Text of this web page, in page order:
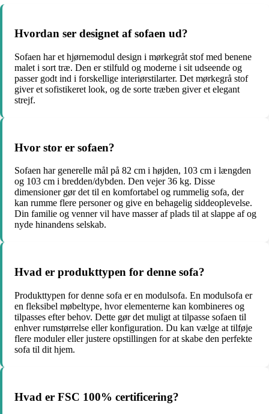
Hvordan ser designet af sofaen ud?
Sofaen har et hjørnemodul design i mørkegråt stof med benene
malet i sort træ. Den er stilfuld og moderne i sit udseende og
passer godt ind i forskellige interiørstilarter. Det mørkegrå stof
giver et sofistikeret look, og de sorte træben giver et elegant
strejf.
Hvor stor er sofaen?
Sofaen har generelle mål på 82 cm i højden, 103 cm i længden
og 103 cm i bredden/dybden. Den vejer 36 kg. Disse
dimensioner gør det til en komfortabel og rummelig sofa, der
kan rumme flere personer og give en behagelig siddeoplevelse.
Din familie og venner vil have masser af plads til at slappe af og
nyde hinandens selskab.
Hvad er produkttypen for denne sofa?
Produkttypen for denne sofa er en modulsofa. En modulsofa er
en fleksibel møbeltype, hvor elementerne kan kombineres og
tilpasses efter behov. Dette gør det muligt at tilpasse sofaen til
enhver rumstørrelse eller konfiguration. Du kan vælge at tilføje
flere moduler eller justere opstillingen for at skabe den perfekte
sofa til dit hjem.
Hvad er FSC 100% certificering?